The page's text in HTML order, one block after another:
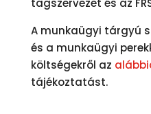
tagszervezet és az
A munkaügyi tárgyú
és a munkaügyi
költségekről az
tájékoztatást.